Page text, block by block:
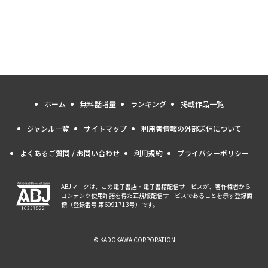
ホーム 無料話増量 ランキング 掲載作品一覧
ジャンル一覧 サイトマップ 利用者情報の外部送信について
よくあるご質問 / お問い合わせ 利用規約 プライバシーポリシー
ABJマークは、この電子書店・電子書籍配信サービスが、著作権者から
コンテンツ使用許諾を得た正規版配信サービスであることを示す登録商
標（登録番号 第6091713号）です。
© KADOKAWA CORPORATION